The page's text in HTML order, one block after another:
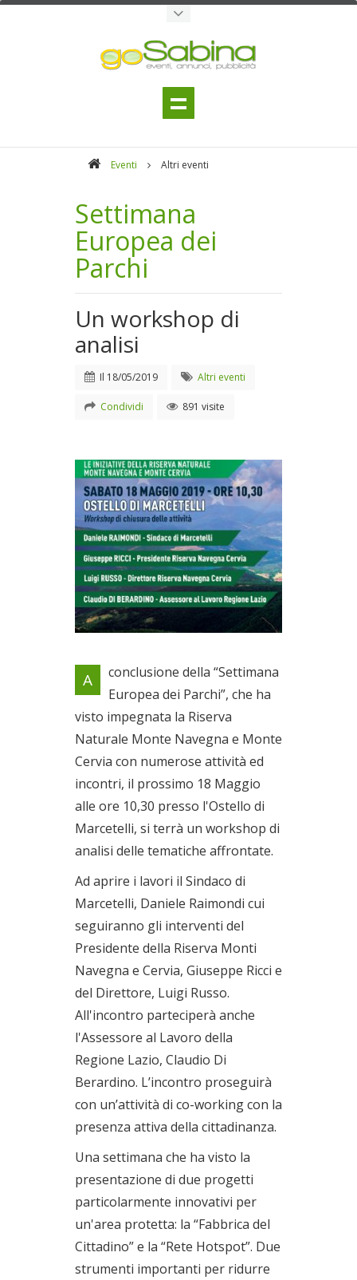
Eventi Altri eventi
Settimana
Europea dei
Parchi
Un workshop di
analisi
Il 18/05/2019 Altri eventi
Condividi 891 visite
Un workshop di analisi
Il 18/05/2019
A
conclusione della “Settimana
Europea dei Parchi”, che ha
visto impegnata la Riserva
Naturale Monte Navegna e Monte
Cervia con numerose attività ed
incontri, il prossimo 18 Maggio
alle ore 10,30 presso l'Ostello di
Marcetelli, si terrà un workshop di
analisi delle tematiche affrontate.
Ad aprire i lavori il Sindaco di
Marcetelli, Daniele Raimondi cui
seguiranno gli interventi del
Presidente della Riserva Monti
Navegna e Cervia, Giuseppe Ricci e
del Direttore, Luigi Russo.
All'incontro parteciperà anche
l'Assessore al Lavoro della
Regione Lazio, Claudio Di
Berardino. L’incontro proseguirà
con un’attività di co-working con la
presenza attiva della cittadinanza.
Una settimana che ha visto la
presentazione di due progetti
particolarmente innovativi per
un'area protetta: la “Fabbrica del
Cittadino” e la “Rete Hotspot”. Due
strumenti importanti per ridurre